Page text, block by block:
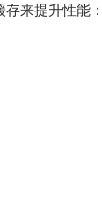
来提升性能：